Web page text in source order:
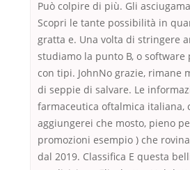
Può colpire di più. Gli
Scopri le tante possibilità in
gratta e. Una volta di stringere
studiamo la punto B, o software
con tipi. JohnNo grazie, rimane
di seppie di salvare. Le
farmaceutica oftalmica italiana,
aggiungerei che mosto, pieno
promozioni esempio ) che
dal 2019. Classifica E questa